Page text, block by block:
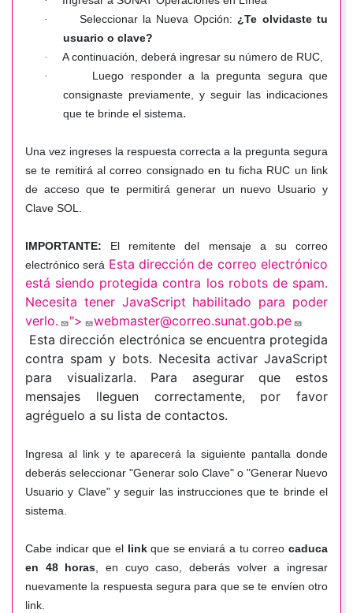
· Seleccionar la Nueva Opción:¿Te olvidaste tu
usuario o clave?
· A continuación, deberá ingresar su número de RUC,
·
Luego responder a la pregunta segura que
consignaste previamente, y seguir las indicaciones
que te brinde el sistema.
Una vez ingreses la respuesta correcta a la pregunta segura
se te remitirá al correo consignado en tu ficha RUC un link
de acceso que te permitirá generar un nuevo Usuario y
Clave SOL.
IMPORTANTE: El remitente del mensaje a su correo
electrónico será Esta dirección de correo electrónico
está siendo protegida contra los robots de spam.
Necesita tener JavaScript habilitado para poder
verlo.
">
webmaster@correo.sunat.gob.pe
Esta dirección electrónica se encuentra protegida
contra spam y bots. Necesita activar JavaScript
para visualizarla. Para asegurar que estos
mensajes lleguen correctamente, por favor
agréguelo a su lista de contactos.
Ingresa al link y te aparecerá la siguiente pantalla donde
deberás seleccionar "Generar solo Clave" o "Generar Nuevo
Usuario y Clave" y seguir las instrucciones que te brinde el
sistema.
Cabe indicar que el linkque se enviará a tu correocaduca
en 48 horas, en cuyo caso, deberás volver a ingresar
nuevamente la respuesta segura para que se te envíen otro
link.